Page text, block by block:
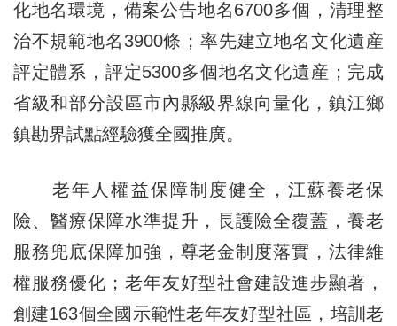
化地名環境，備案公告地名6700多個，清理整
治不規範地名3900條；率先建立地名文化遺産
評定體系，評定5300多個地名文化遺産；完成
省級和部分設區市內縣級界線向量化，鎮江鄉
鎮勘界試點經驗獲全國推廣。
老年人權益保障制度健全，江蘇養老保
險、醫療保障水準提升，長護險全覆蓋，養老
服務兜底保障加強，尊老金制度落實，法律維
權服務優化；老年友好型社會建設進步顯著，
創建163個全國示範性老年友好型社區，培訓老